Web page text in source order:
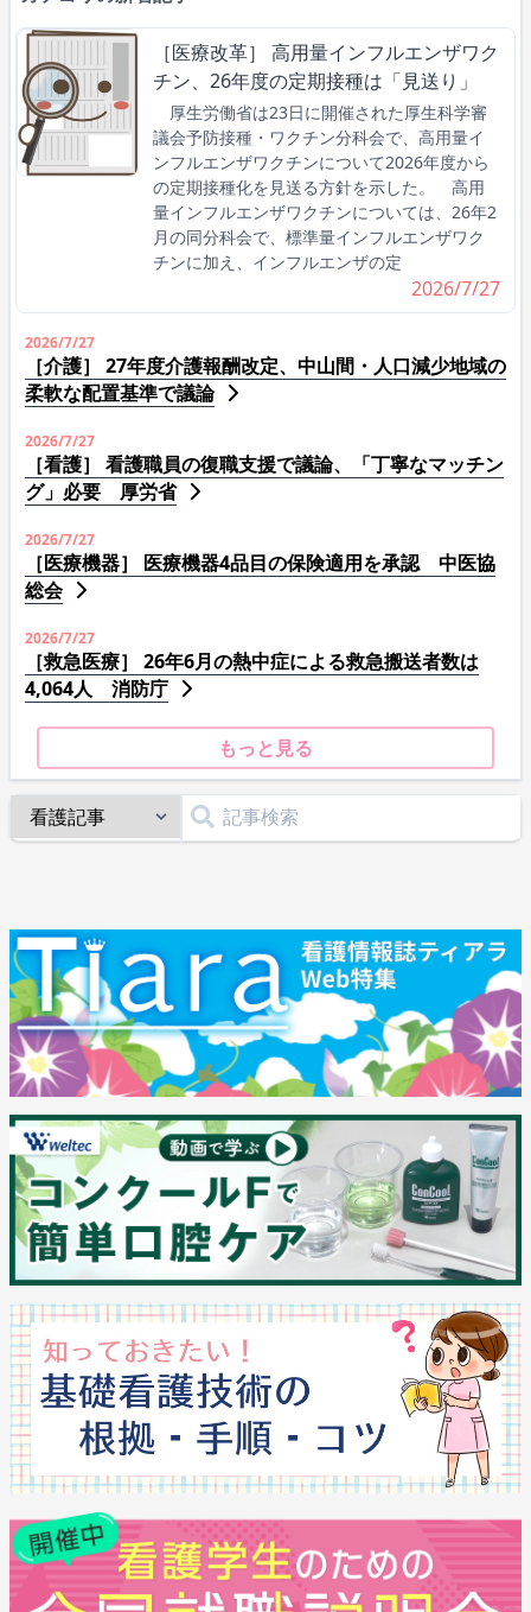
［医療改革］ 高用量インフルエンザワク
チン、26年度の定期接種は「見送り」
厚生労働省は23日に開催された厚生科学審
議会予防接種・ワクチン分科会で、高用量イ
ンフルエンザワクチンについて2026年度から
の定期接種化を見送る方針を示した。 高用
量インフルエンザワクチンについては、26年2
月の同分科会で、標準量インフルエンザワク
チンに加え、インフルエンザの定
2026/7/27
2026/7/27
［介護］ 27年度介護報酬改定、中山間・人口減少地域の
柔軟な配置基準で議論
2026/7/27
［看護］ 看護職員の復職支援で議論、「丁寧なマッチン
グ」必要 厚労省
2026/7/27
［医療機器］ 医療機器4品目の保険適用を承認 中医協
総会
2026/7/27
［救急医療］ 26年6月の熱中症による救急搬送者数は
4,064人 消防庁
もっと見る